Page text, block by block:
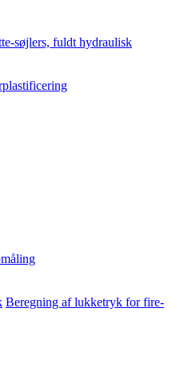
søjlers, fuldt hydraulisk
Beregning af lukketryk for fire-